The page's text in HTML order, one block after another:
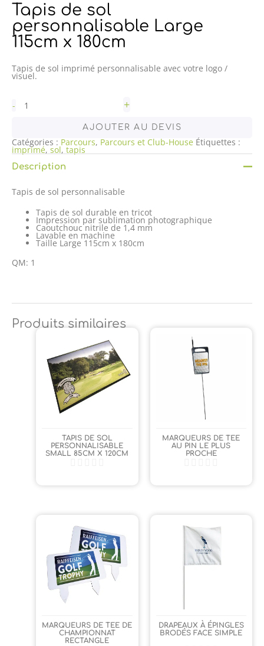
Tapis de sol
personnalisable Large
115cm x 180cm
Tapis de sol imprimé personnalisable avec votre logo /
visuel.
- +
AJOUTER AU DEVIS
Catégories : Parcours, Parcours et Club-House Étiquettes :
imprimé, sol, tapis
Description
Tapis de sol personnalisable
Tapis de sol durable en tricot
Impression par sublimation photographique
Caoutchouc nitrile de 1,4 mm
Lavable en machine
Taille Large 115cm x 180cm
QM: 1
Produits similaires
TAPIS DE SOL
PERSONNALISABLE
SMALL 85CM X 120CM
MARQUEURS DE TEE
AU PIN LE PLUS
PROCHE
MARQUEURS DE TEE DE
CHAMPIONNAT
RECTANGLE
DRAPEAUX À ÉPINGLES
BRODÉS FACE SIMPLE